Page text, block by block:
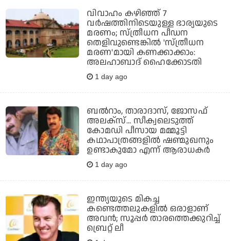
വിവാഹം കഴിഞ്ഞ് 7
വര്‍ഷത്തിനിടെയുള്ള ഭാര്യയുടെ
മരണം; സ്ത്രീധന പീഡന
തെളിവുണ്ടെങ്കില്‍ 'സ്ത്രീധന
മരണ'മായി കണക്കാക്കാം:
അലഹാബാദ് ഹൈക്കോടതി
1 day ago
ബല്‍റാം, താരാദാസ്, ജോസഫ്
അലക്‌സ്... സീക്വലെടുത്ത്
കോമഡി പീസായ മമ്മൂട്ടി
കഥാപാത്രങ്ങളില്‍ ഷണ്മുഖനും
ഉണ്ടാകുമോ എന്ന് ആരാധകര്‍
1 day ago
ഇന്ത്യയുടെ മികച്ച
കണ്ടെത്തലുകളില്‍ ഒരാളാണ്
അവന്‍; സൂപ്പര്‍ താരത്തെക്കുറിച്ച്
ബ്രെറ്റ് ലീ